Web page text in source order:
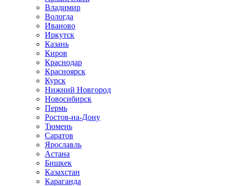
Владимир
Вологда
Иваново
Иркутск
Казань
Киров
Краснодар
Красноярск
Курск
Нижний Новгород
Новосибирск
Пермь
Ростов-на-Дону
Тюмень
Саратов
Ярославль
Астана
Бишкек
Казахстан
Караганда